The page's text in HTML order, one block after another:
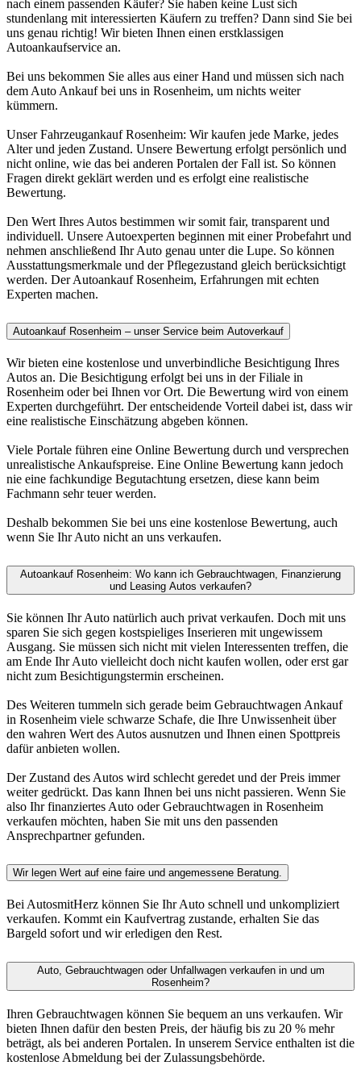
nach einem passenden Käufer? Sie haben keine Lust sich
stundenlang mit interessierten Käufern zu treffen? Dann sind Sie bei
uns genau richtig! Wir bieten Ihnen einen erstklassigen
Autoankaufservice an.
Bei uns bekommen Sie alles aus einer Hand und müssen sich nach
dem Auto Ankauf bei uns in Rosenheim, um nichts weiter
kümmern.
Unser Fahrzeugankauf Rosenheim: Wir kaufen jede Marke, jedes
Alter und jeden Zustand. Unsere Bewertung erfolgt persönlich und
nicht online, wie das bei anderen Portalen der Fall ist. So können
Fragen direkt geklärt werden und es erfolgt eine realistische
Bewertung.
Den Wert Ihres Autos bestimmen wir somit fair, transparent und
individuell. Unsere Autoexperten beginnen mit einer Probefahrt und
nehmen anschließend Ihr Auto genau unter die Lupe. So können
Ausstattungsmerkmale und der Pflegezustand gleich berücksichtigt
werden. Der Autoankauf Rosenheim, Erfahrungen mit echten
Experten machen.
Autoankauf Rosenheim – unser Service beim Autoverkauf
Wir bieten eine kostenlose und unverbindliche Besichtigung Ihres
Autos an. Die Besichtigung erfolgt bei uns in der Filiale in
Rosenheim oder bei Ihnen vor Ort. Die Bewertung wird von einem
Experten durchgeführt. Der entscheidende Vorteil dabei ist, dass wir
eine realistische Einschätzung abgeben können.
Viele Portale führen eine Online Bewertung durch und versprechen
unrealistische Ankaufspreise. Eine Online Bewertung kann jedoch
nie eine fachkundige Begutachtung ersetzen, diese kann beim
Fachmann sehr teuer werden.
Deshalb bekommen Sie bei uns eine kostenlose Bewertung, auch
wenn Sie Ihr Auto nicht an uns verkaufen.
Autoankauf Rosenheim: Wo kann ich Gebrauchtwagen, Finanzierung
und Leasing Autos verkaufen?
Sie können Ihr Auto natürlich auch privat verkaufen. Doch mit uns
sparen Sie sich gegen kostspieliges Inserieren mit ungewissem
Ausgang. Sie müssen sich nicht mit vielen Interessenten treffen, die
am Ende Ihr Auto vielleicht doch nicht kaufen wollen, oder erst gar
nicht zum Besichtigungstermin erscheinen.
Des Weiteren tummeln sich gerade beim Gebrauchtwagen Ankauf
in Rosenheim viele schwarze Schafe, die Ihre Unwissenheit über
den wahren Wert des Autos ausnutzen und Ihnen einen Spottpreis
dafür anbieten wollen.
Der Zustand des Autos wird schlecht geredet und der Preis immer
weiter gedrückt. Das kann Ihnen bei uns nicht passieren. Wenn Sie
also Ihr finanziertes Auto oder Gebrauchtwagen in Rosenheim
verkaufen möchten, haben Sie mit uns den passenden
Ansprechpartner gefunden.
Wir legen Wert auf eine faire und angemessene Beratung.
Bei AutosmitHerz können Sie Ihr Auto schnell und unkompliziert
verkaufen. Kommt ein Kaufvertrag zustande, erhalten Sie das
Bargeld sofort und wir erledigen den Rest.
Auto, Gebrauchtwagen oder Unfallwagen verkaufen in und um
Rosenheim?
Ihren Gebrauchtwagen können Sie bequem an uns verkaufen. Wir
bieten Ihnen dafür den besten Preis, der häufig bis zu 20 % mehr
beträgt, als bei anderen Portalen. In unserem Service enthalten ist die
kostenlose Abmeldung bei der Zulassungsbehörde.